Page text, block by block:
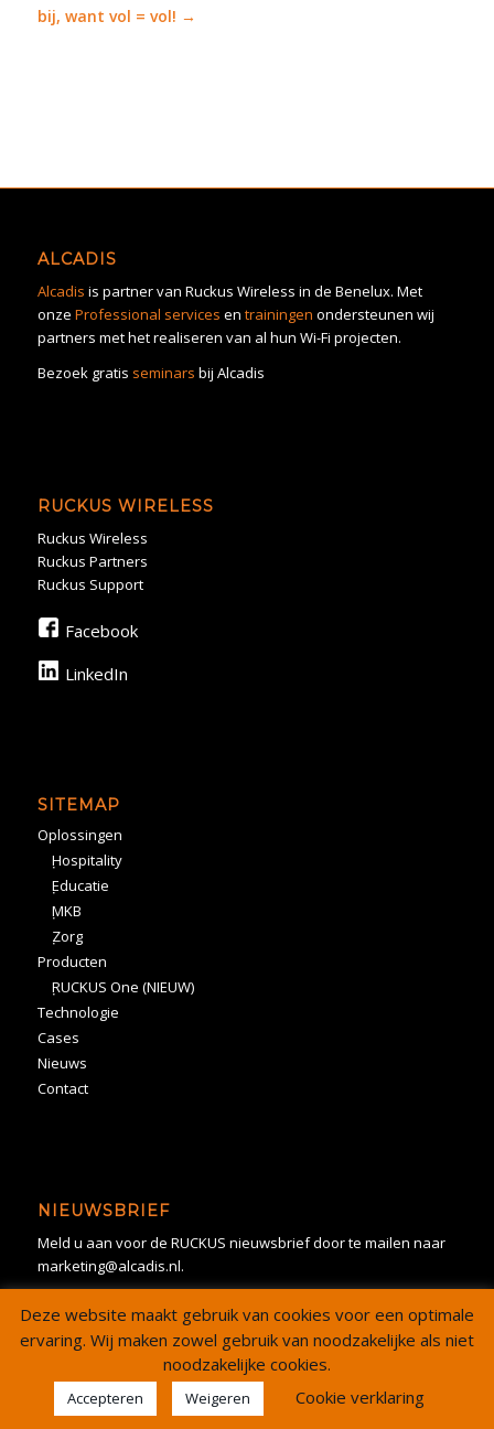
bij, want vol = vol! →
ALCADIS
Alcadis is partner van Ruckus Wireless in de Benelux. Met
onze Professional services en trainingen ondersteunen wij
partners met het realiseren van al hun Wi-Fi projecten.
Bezoek gratis seminars bij Alcadis
RUCKUS WIRELESS
Ruckus Wireless
Ruckus Partners
Ruckus Support
Facebook
LinkedIn
SITEMAP
Oplossingen
Hospitality
Educatie
MKB
Zorg
Producten
RUCKUS One (NIEUW)
Technologie
Cases
Nieuws
Contact
NIEUWSBRIEF
Meld u aan voor de RUCKUS nieuwsbrief door te mailen naar
marketing@alcadis.nl.
Copyright -Alcadis © 2024 Alle rechten voorbehouden. | Sitemap
Deze website maakt gebruik van cookies voor een optimale
ervaring. Wij maken zowel gebruik van noodzakelijke als niet
noodzakelijke cookies.
Accepteren Weigeren Cookie verklaring